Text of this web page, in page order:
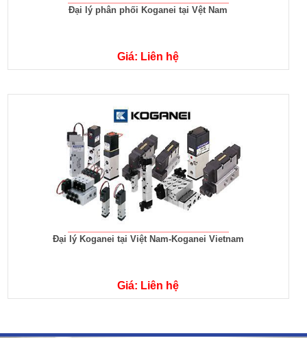
Đại lý phân phối Koganei tại Vệt Nam
Giá: Liên hệ
Đại lý Koganei tại Việt Nam-Koganei Vietnam
Giá: Liên hệ